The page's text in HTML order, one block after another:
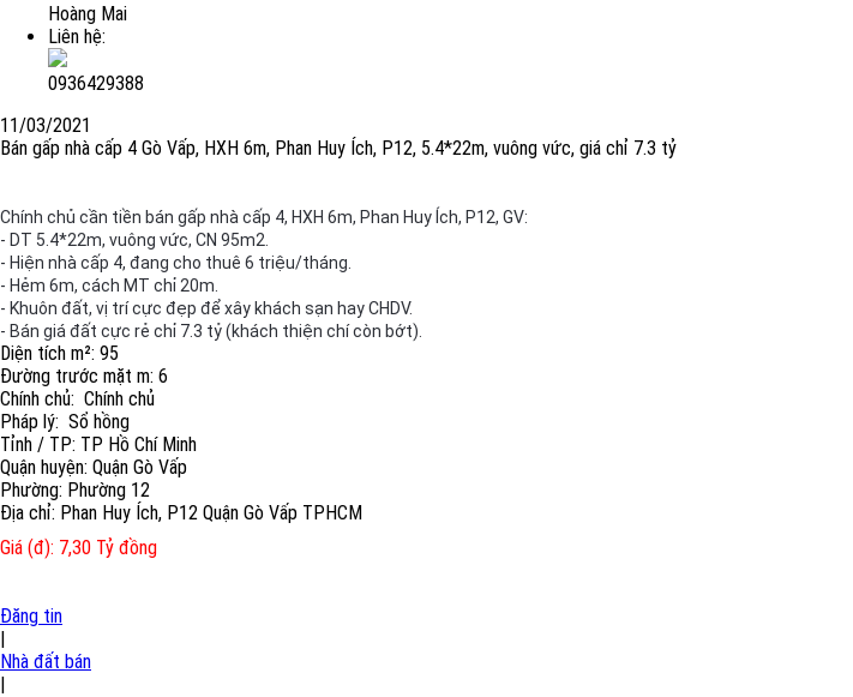
Hoàng Mai
Liên hệ:
0936429388
11/03/2021
Bán gấp nhà cấp 4 Gò Vấp, HXH 6m, Phan Huy Ích, P12, 5.4*22m, vuông vức, giá chỉ 7.3 tỷ
Chính chủ cần tiền bán gấp nhà cấp 4, HXH 6m, Phan Huy Ích, P12, GV:
- DT 5.4*22m, vuông vức, CN 95m2.
- Hiện nhà cấp 4, đang cho thuê 6 triệu/tháng.
- Hẻm 6m, cách MT chỉ 20m.
- Khuôn đất, vị trí cực đẹp để xây khách sạn hay CHDV.
- Bán giá đất cực rẻ chỉ 7.3 tỷ (khách thiện chí còn bớt).
Diện tích m²: 95
Đường trước mặt m: 6
Chính chủ: Chính chủ
Pháp lý: Sổ hồng
Tỉnh / TP: TP Hồ Chí Minh
Quận huyện: Quận Gò Vấp
Phường: Phường 12
Địa chỉ: Phan Huy Ích, P12 Quận Gò Vấp TPHCM
Giá (đ): 7,30 Tỷ đồng
Đăng tin
|
Nhà đất bán
|